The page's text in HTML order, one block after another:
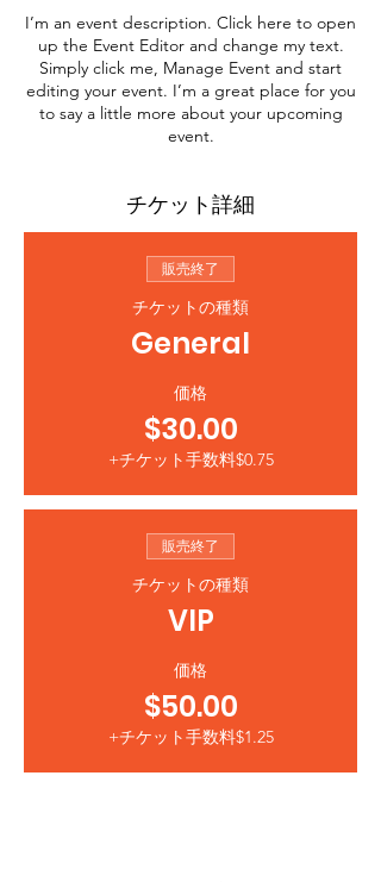
I’m an event description. Click here to open
up the Event Editor and change my text.
Simply click me, Manage Event and start
editing your event. I’m a great place for you
to say a little more about your upcoming
event.
チケット詳細
販売終了
チケットの種類
General
価格
$30.00
+チケット手数料$0.75
販売終了
チケットの種類
VIP
価格
$50.00
+チケット手数料$1.25